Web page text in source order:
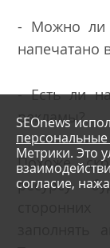
- Можно ли
напечатано
- Есть ли
рекламы?
Похоже,
ресурсу
заполнять
SEOnews
Метрики. Это
согласие,